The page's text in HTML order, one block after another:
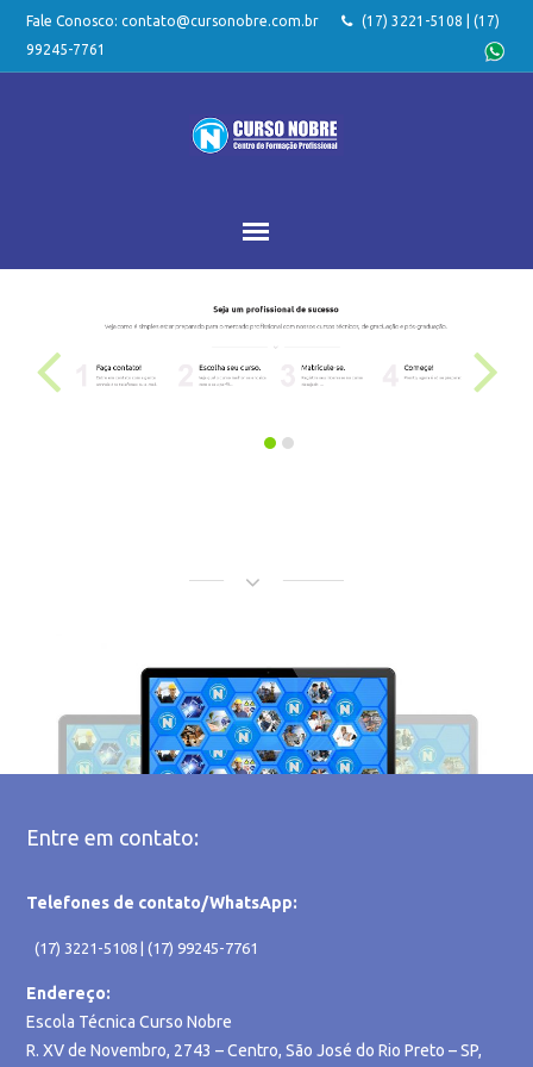
Fale Conosco:contato@cursonobre.com.br
(17) 3221-5108 | (17)
99245-7761
Entre em contato:
Telefones de contato/WhatsApp:
(17) 3221-5108 | (17) 99245-7761
Endereço:
Escola Técnica Curso Nobre
R. XV de Novembro, 2743 – Centro, São José do Rio Preto – SP,